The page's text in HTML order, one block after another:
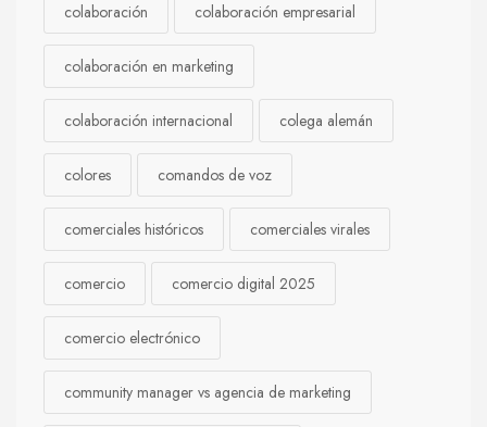
colaboración colaboración empresarial
colaboración en marketing
colaboración internacional colega alemán
colores comandos de voz
comerciales históricos comerciales virales
comercio comercio digital 2025
comercio electrónico
community manager vs agencia de marketing